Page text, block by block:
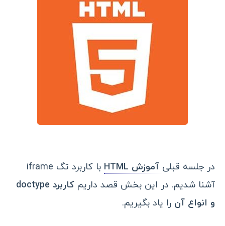
در جلسه قبلی آموزش HTML
با کاربرد تگ iframe
آشنا شدیم. در این بخش قصد داریم
کاربرد doctype
و انواع آن را یاد بگیریم.